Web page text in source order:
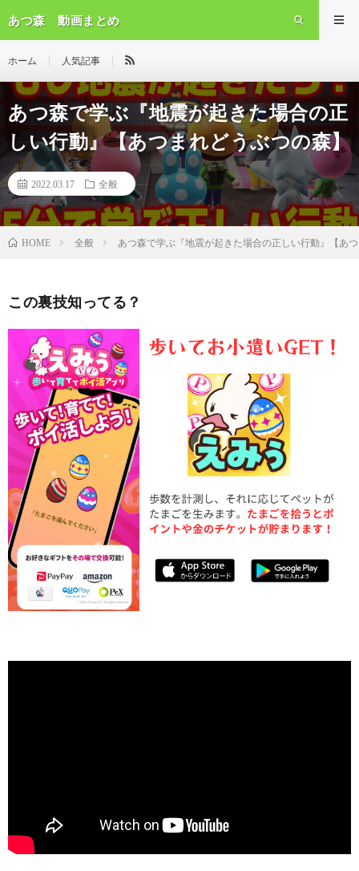
あつ森 動画まとめ
ホーム 人気記事
あつ森で学ぶ『地震が起きた場合の正
しい行動』【あつまれどうぶつの森】
2022.03.17 全般
HOME 全般 あつ森で学ぶ『地震が起きた場合の正しい行動』【あ
この裏技知ってる？